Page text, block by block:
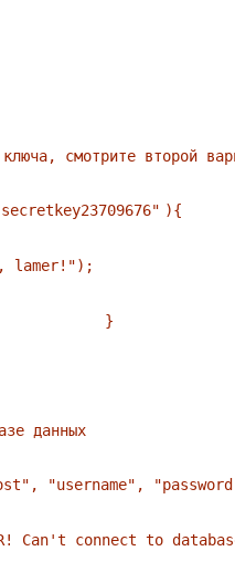
смотрите второй
){
lamer!");
}
данных
, "username" ,
Can't connect to